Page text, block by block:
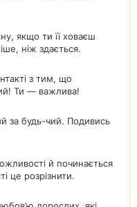
якщо ти її ховаєш
ніж здається.
з тим, що
Ти — важлива!
за будь-чий. Подивись
й починається
це розрізнити.